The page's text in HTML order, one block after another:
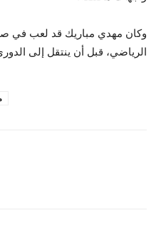
وكان مهدي مباريك قد لعب في
الرياضي، قبل أن ينتقل إلى